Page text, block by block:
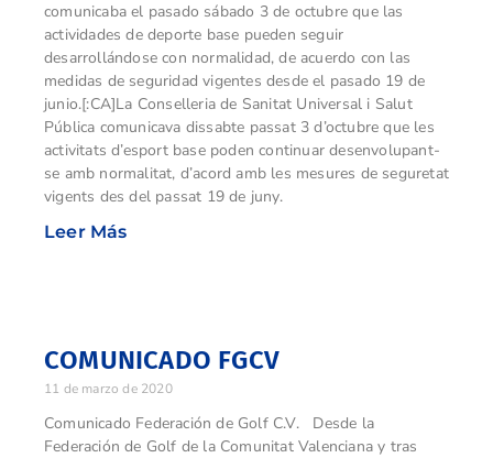
comunicaba el pasado sábado 3 de octubre que las
actividades de deporte base pueden seguir
desarrollándose con normalidad, de acuerdo con las
medidas de seguridad vigentes desde el pasado 19 de
junio.[:CA]La Conselleria de Sanitat Universal i Salut
Pública comunicava dissabte passat 3 d’octubre que les
activitats d’esport base poden continuar desenvolupant-
se amb normalitat, d’acord amb les mesures de seguretat
vigents des del passat 19 de juny.
Leer Más
COMUNICADO FGCV
11 de marzo de 2020
Comunicado Federación de Golf C.V. Desde la
Federación de Golf de la Comunitat Valenciana y tras